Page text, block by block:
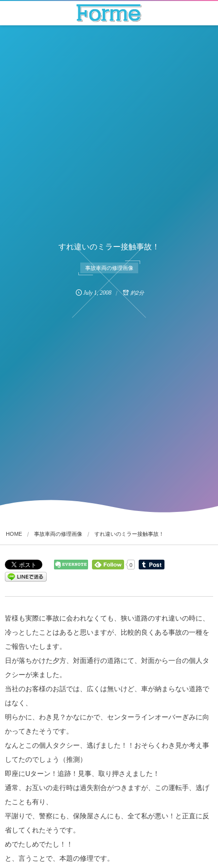
すれ違いのミラー接触事故！
事故車両の修理画像
July 1,2008 約2分
HOME 事故車両の修理画像 すれ違いのミラー接触事故！
0
皆様も実際に事故に会われなくても、狭い道路のすれ違いの時に、
冷っとしたことはあると思いますが、比較的良くある事故の一種を
ご報告いたします。
日が落ちかけた夕方、対面通行の道路にて、対面から一台の個人タ
クシーが来ました。
当社のお客様のお話では、広くは無いけど、車が納まらない道路で
はなく、
明らかに、わき見？かなにかで、センターラインオーバーぎみに向
かってきたそうです。
なんとこの個人タクシー、逃げました！！おそらくわき見か考え事
してたのでしょう（推測）
即座にUターン！追跡！見事、取り押さえました！
通常、お互いの走行時は過失割合がつきますが、この運転手、逃げ
たことも有り、
平謝りで、警察にも、保険屋さんにも、全て私が悪い！と正直に反
省してくれたそうです。
めでたしめでたし！！
と、言うことで、本題の修理です。